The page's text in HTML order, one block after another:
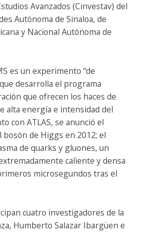
Avanzados (Cinvestav) del
Autónoma de Sinaloa, de
y Nacional Autónoma de
es un experimento “de
desarrolla el programa
que ofrecen los haces de
alta energía e intensidad del
con ATLAS, se anunció el
de Higgs en 2012; el
de quarks y gluones, un
caliente y densa
microsegundos tras el
cuatro investigadores de la
Humberto Salazar Ibargüen e